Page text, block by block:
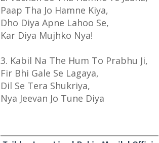
Paap Tha Jo Hamne Kiya,
Dho Diya Apne Lahoo Se,
Kar Diya Mujhko Nya!
3. Kabil Na The Hum To Prabhu Ji,
Fir Bhi Gale Se Lagaya,
Dil Se Tera Shukriya,
Nya Jeevan Jo Tune Diya